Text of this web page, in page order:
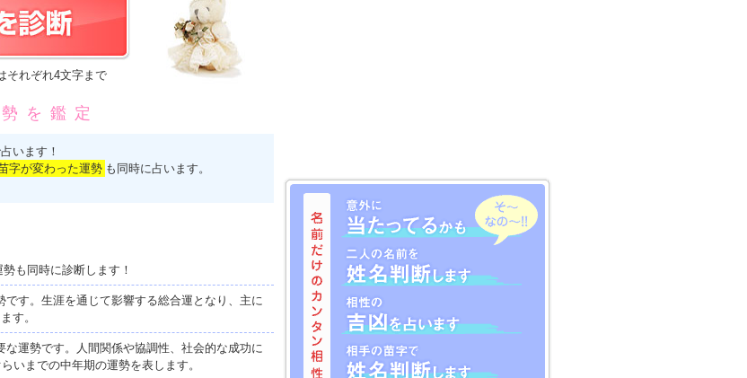
それぞれ4文字まで
を鑑定
います！
字が変わった運勢 も同時に占います。
も同時に診断します！
す。生涯を通じて影響する総合運となり、主に
す。
運勢です。人間関係や協調性、社会的な成功に
いまでの中年期の運勢を表します。